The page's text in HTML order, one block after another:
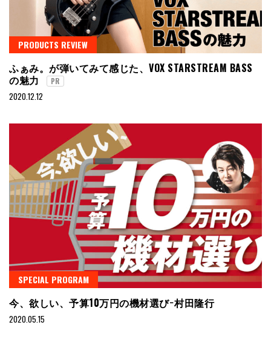
PRODUCTS REVIEW
ふぁみ。が弾いてみて感じた、VOX STARSTREAM BASS
の魅力
PR
2020.12.12
SPECIAL PROGRAM
今、欲しい、予算10万円の機材選び−村田隆行
2020.05.15